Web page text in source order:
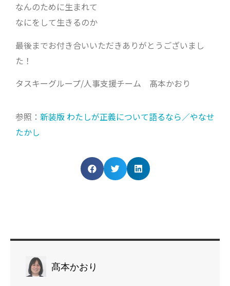
なんのために生まれて
なにをして生きるのか
最後までお付き合いいただきありがとうございまし
た！
タスキーグループ/人事支援チーム 髙本かおり
参照： 新装版 わたしが正義について語るなら／やなせ
たかし
髙本かおり